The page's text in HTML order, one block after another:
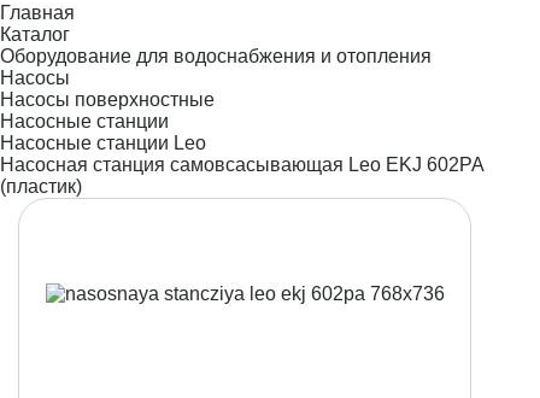
Главная
Каталог
Оборудование для водоснабжения и отопления
Насосы
Насосы поверхностные
Насосные станции
Насосные станции Leo
Насосная станция самовсасывающая Leo EKJ 602PA
(пластик)